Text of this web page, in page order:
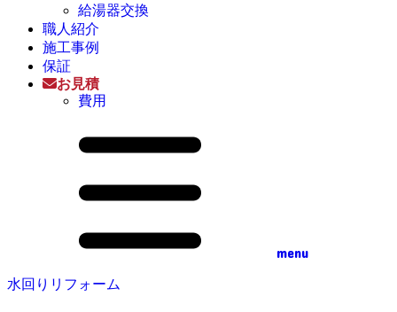
給湯器交換
職人紹介
施工事例
保証
お見積
費用
menu
水回りリフォーム